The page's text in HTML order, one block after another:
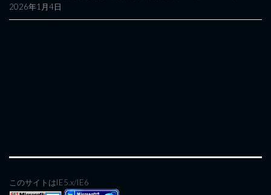
2026年1月4日
このサイトはIE5.x/IE6